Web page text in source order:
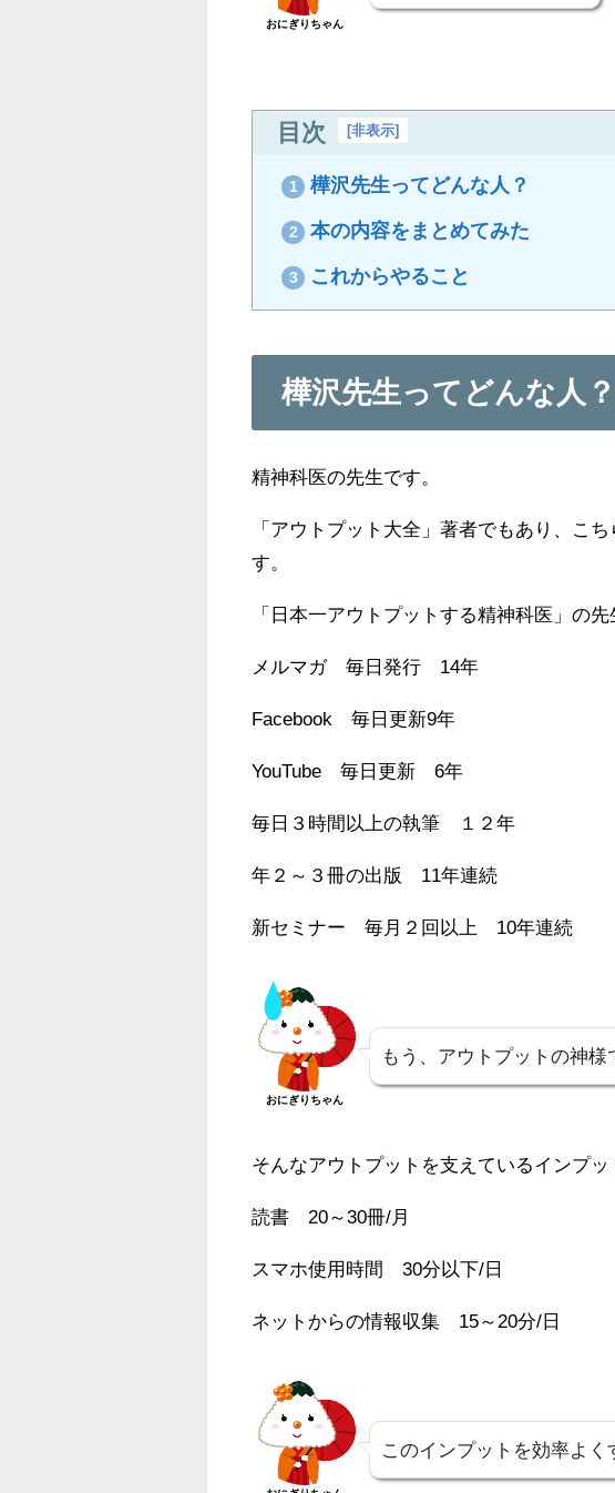
おにぎりちゃん
目次 [非表示]
1 樺沢先生ってどんな人？
2 本の内容をまとめてみた
3 これからやること
樺沢先生ってどんな人？
精神科医の先生です。
「アウトプット大全」著者でもあり、こ
す。
「日本一アウトプットする精神科医」の
メルマガ 毎日発行 14年
Facebook 毎日更新9年
YouTube 毎日更新 6年
毎日３時間以上の執筆 １２年
年２～３冊の出版 11年連続
新セミナー 毎月２回以上 10年連続
おにぎりちゃん
もう、アウトプットの神様
そんなアウトプットを支えているインプッ
読書 20～30冊/月
スマホ使用時間 30分以下/日
ネットからの情報収集 15～20分/日
このインプットを効率よく